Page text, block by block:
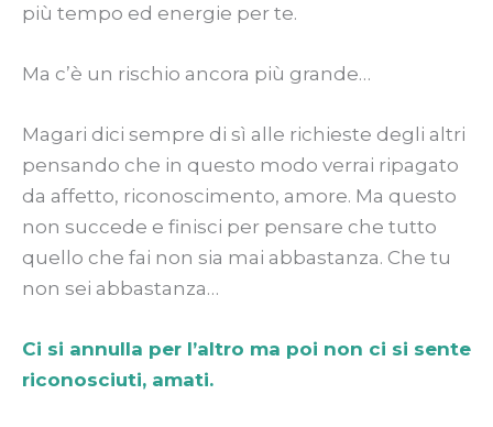
più tempo ed energie per te.
Ma c’è un rischio ancora più grande…
Magari dici sempre di sì alle richieste degli altri
pensando che in questo modo verrai ripagato
da affetto, riconoscimento, amore. Ma questo
non succede e finisci per pensare che tutto
quello che fai non sia mai abbastanza. Che tu
non sei abbastanza…
Ci si annulla per l’altro ma poi non ci si sente
riconosciuti, amati.